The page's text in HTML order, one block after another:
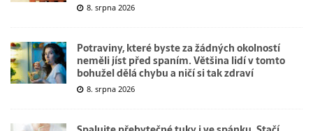
8. srpna 2026
Potraviny, které byste za žádných okolností
neměli jíst před spaním. Většina lidí v tomto
bohužel dělá chybu a ničí si tak zdraví
8. srpna 2026